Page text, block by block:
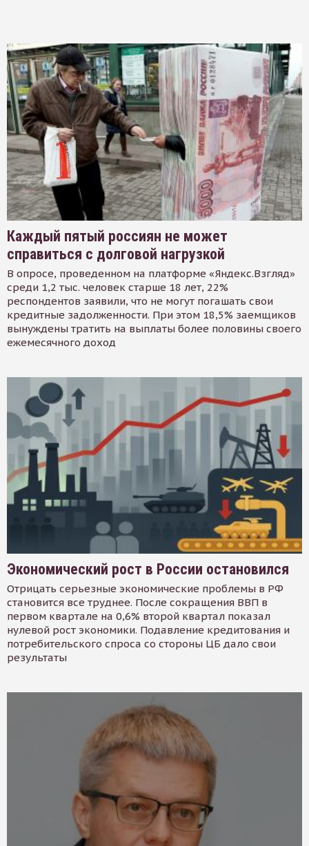
Каждый пятый россиян не может
справиться с долговой нагрузкой
В опросе, проведенном на платформе «Яндекс.Взгляд»
среди 1,2 тыс. человек старше 18 лет, 22%
респондентов заявили, что не могут погашать свои
кредитные задолженности. При этом 18,5% заемщиков
вынуждены тратить на выплаты более половины своего
ежемесячного доход
Экономический рост в России остановился
Отрицать серьезные экономические проблемы в РФ
становится все труднее. После сокращения ВВП в
первом квартале на 0,6% второй квартал показал
нулевой рост экономики. Подавление кредитования и
потребительского спроса со стороны ЦБ дало свои
результаты